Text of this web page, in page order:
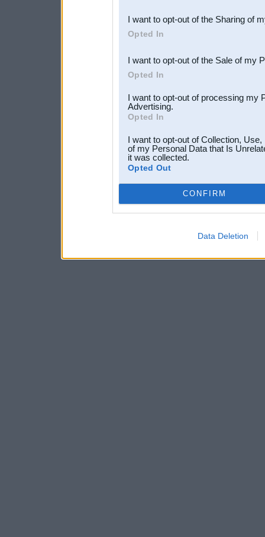
Downstream Participants
third parties.
I want to opt-out of the Sharing of
Opted In
I want to opt-out of the Sale of my
Opted In
I want to opt-out of processing my
Advertising.
Opted In
I want to opt-out of Collection,
of my Personal Data that Is
it was collected.
Opted Out
CONFIRM
Data Deletion